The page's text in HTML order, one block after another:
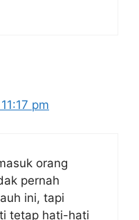
pm
orang
pernah
ini, tapi
tetap hati-hati